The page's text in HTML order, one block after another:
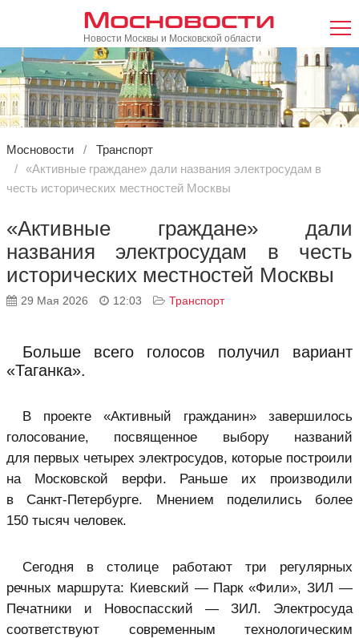
Мосновости
Новости Москвы и Московской области
Мосновости
Транспорт
«Активные граждане» дали названия электросудам в
честь исторических местностей Москвы
«Активные граждане» дали
названия электросудам в честь
исторических местностей Москвы
29 Мая 2026 12:03 Транспорт
Больше всего голосов получил вариант
«Таганка».
В проекте «Активный гражданин» завершилось
голосование, посвященное выбору названий
для первых четырех электросудов, которые построили
на Московской верфи. Раньше их производили
в Санкт-Петербурге. Мнением поделились более
150 тысяч человек.
Сегодня в столице работают три регулярных
речных маршрута: Киевский — Парк «Фили», ЗИЛ —
Печатники и Новоспасский — ЗИЛ. Электросуда
соответствуют современным технологическим